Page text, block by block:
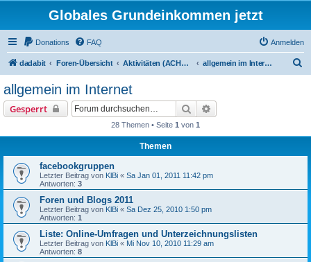
Globales Grundeinkommen jetzt
Donations FAQ Anmelden
dadabit Foren-Übersicht Aktivitäten (ACHTUNG: Infos zum Registrieren sind unten in: "neu hier?") allgemein im Internet
allgemein im Internet
Gesperrt Suche
28 Themen • Seite 1 von 1
Themen
facebookgruppen
Letzter Beitrag von KlBi « Sa Jan 01, 2011 11:42 pm
Antworten: 3
Foren und Blogs 2011
Letzter Beitrag von KlBi « Sa Dez 25, 2010 1:50 pm
Antworten: 1
Liste: Online-Umfragen und Unterzeichnungslisten
Letzter Beitrag von KlBi « Mi Nov 10, 2010 11:29 am
Antworten: 8